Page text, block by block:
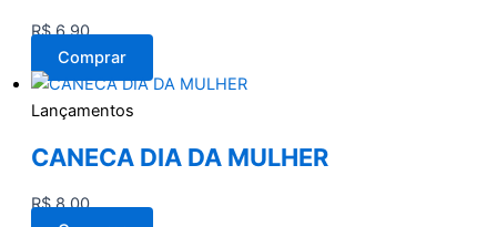
R$6,90
Comprar
Lançamentos
CANECA DIA DA MULHER
R$8,00